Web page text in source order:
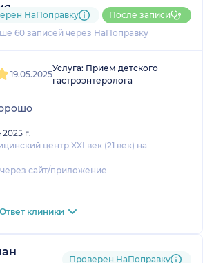
и1 оценка
60 записей через НаПоправку
НаПоправку После записи
19.05.2025
Услуга: Прием детского
гастроэнтеролога
г.
центр XXI век (21 век) на
сайт/приложение
Ответ клиники
Проверен НаПоправку